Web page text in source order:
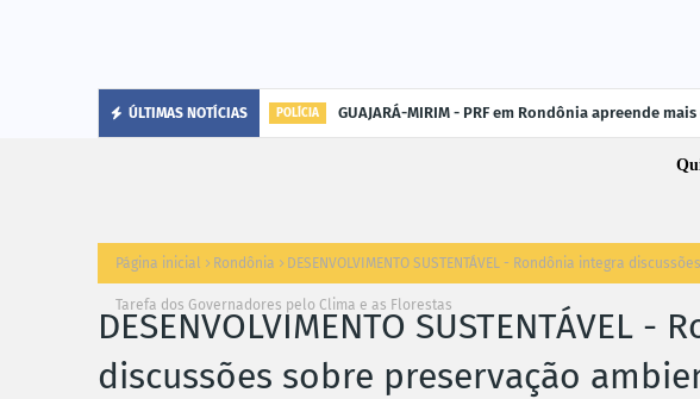
ÚLTIMAS NOTÍCIAS POLÍCIA GUAJARÁ-MIRIM - PRF em Rondônia apreende
Página inicial Rondônia DESENVOLVIMENTO SUSTENTÁVEL - Rondônia integra
Tarefa dos Governadores pelo Clima e as Florestas
DESENVOLVIMENTO SUSTENTÁVEL
discussões sobre preservação